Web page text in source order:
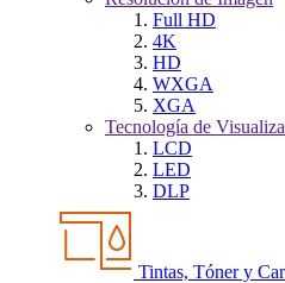
Full HD
4K
HD
WXGA
XGA
Tecnología de
LCD
LED
DLP
Tintas, Tóner y